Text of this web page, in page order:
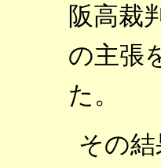
阪高裁
の主張
た。
その